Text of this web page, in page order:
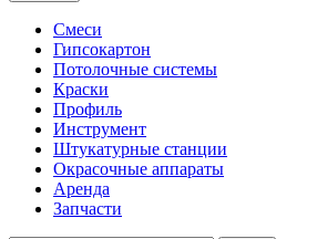
Смеси
Гипсокартон
Потолочные системы
Краски
Профиль
Инструмент
Штукатурные станции
Окрасочные аппараты
Аренда
Запчасти